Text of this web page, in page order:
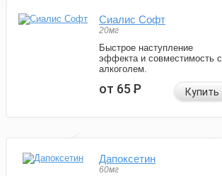
Сиалис Софт
20мг
Быстрое наступление
эффекта и совместимость с
алкоголем.
от 65Р Купить
Дапоксетин
60мг